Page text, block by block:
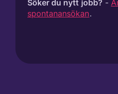
Söker du nytt jobb? -
spontanansökan.